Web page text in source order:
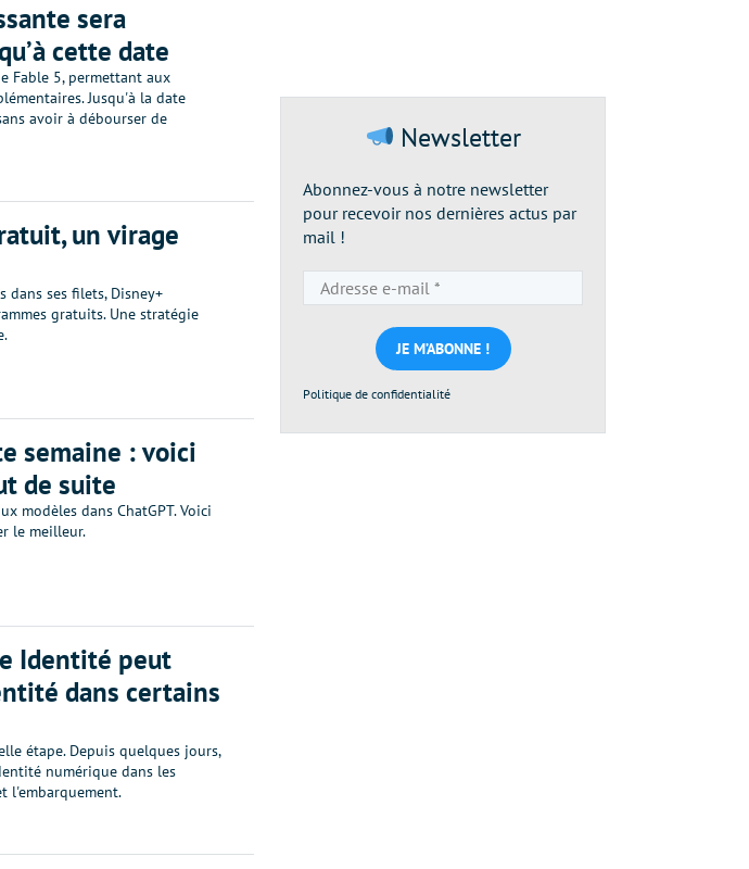
sera
cette date
Fable 5, permettant aux
Jusqu'à la date
avoir à débourser de
un virage
dans ses filets, Disney+
gratuits. Une stratégie
semaine : voici
de suite
modèles dans ChatGPT. Voici
le meilleur.
Identité peut
dans certains
étape. Depuis quelques jours,
numérique dans les
l'embarquement.
Newsletter
Abonnez-vous à notre newsletter
pour recevoir nos dernières actus par
mail !
e-
mail
*
Politique de confidentialité